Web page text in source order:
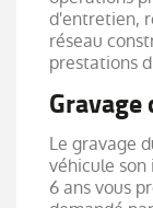
d'entretien,
réseau
prestations
Le gravage
véhicule
6 ans vous